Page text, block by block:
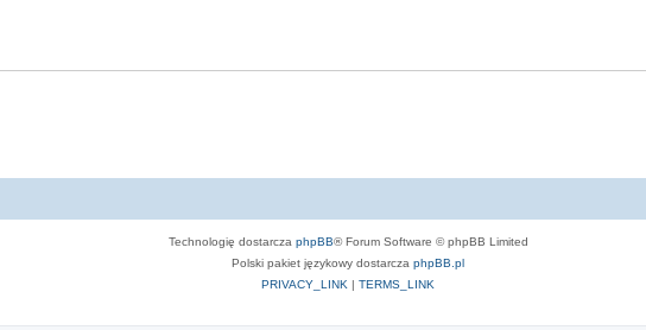
Technologię dostarcza phpBB® Forum Software © phpBB Limited
Polski pakiet językowy dostarcza phpBB.pl
PRIVACY_LINK | TERMS_LINK